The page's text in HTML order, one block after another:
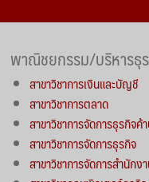
พาณิชยกรรม/บริหารธุ
สาขาวิชาการเงินและบัญชี
สาขาวิชาการตลาด
สาขาวิชาการจัดการธุรกิจค้
สาขาวิชาการจัดการธุรกิจ
สาขาวิชาการจัดการสำนักง